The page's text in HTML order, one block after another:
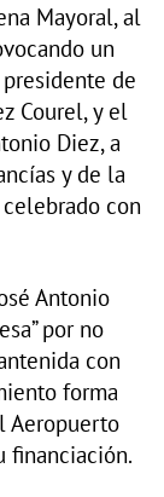
Mayoral, al
un
de
Courel, y el
Diez, a
y de la
con
Antonio
por no
con
forma
Aeropuerto
financiación.